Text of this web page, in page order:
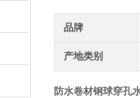
品牌
产地类别
防水卷材钢球穿孔